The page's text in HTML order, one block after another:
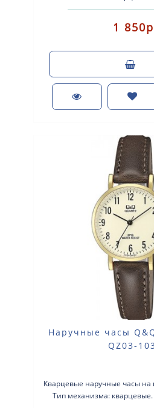
желтым покрытием.
1 850р
Наручные часы
QZ03-
Кварцевые наручные часы
Тип механизма: кварцевые.